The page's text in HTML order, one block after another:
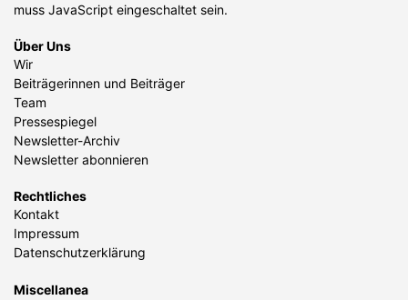
muss JavaScript eingeschaltet sein.
Über Uns
Wir
Beiträgerinnen und Beiträger
Team
Pressespiegel
Newsletter-Archiv
Newsletter abonnieren
Rechtliches
Kontakt
Impressum
Datenschutzerklärung
Miscellanea